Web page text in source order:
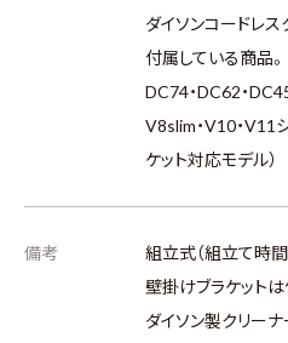
ダイソンコードレ
付属している商品。
DC74・DC62・
V8slim・V10・V11
ケット対応モデル）
備考
組立式（組立て時
壁掛けブラケットは
ダイソン製クリー